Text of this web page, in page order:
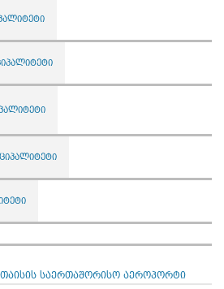
საერთაშორისო აეროპორტი